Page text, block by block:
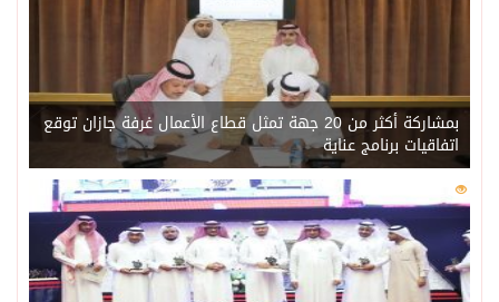
بمشاركة أكثر من 20 جهة تمثل قطاع الأعمال غرفة جازان توقع
اتفاقيات برنامج عناية
217